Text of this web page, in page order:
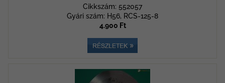
Cikkszám: 552057
Gyári szám: H56, RCS-125-8
4.900 Ft